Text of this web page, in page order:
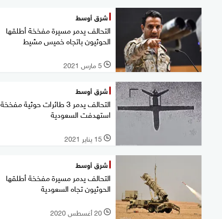
شرق أوسط
التحالف يدمر مسيرة مفخخة أطلقها
الحوثيون باتجاه خميس مشيط
l 5 مارس 2021
شرق أوسط
التحالف يدمر 3 طائرات حوثية مفخخة
استهدفت السعودية
l 15 يناير 2021
شرق أوسط
التحالف يدمر مسيرة مفخخة أطلقها
الحوثيون تجاه السعودية
l 20 أغسطس 2020